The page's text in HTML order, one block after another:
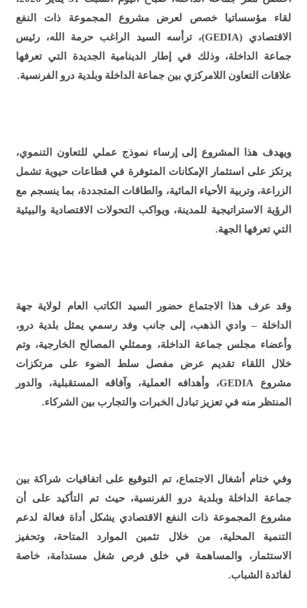
لقاء مؤسساتيا خصص لعرض مشروع المجموعة ذات النفع
الاقتصادي (GEDIA)، ترأسه السيد الراغب حرمة الله، رئيس
جماعة الداخلة، وذلك في إطار الدينامية الجديدة التي تعرفها
علاقات التعاون اللامركزي بين جماعة الداخلة وبلدية درو الفرنسية.
ويهدف هذا المشروع إلى إرساء نموذج عملي للتعاون التنموي،
يرتكز على استثمار الإمكانات المتوفرة في قطاعات حيوية تشمل
الزراعة، وتربية الأحياء المائية، والطاقات المتجددة، بما ينسجم مع
الرؤية الاستراتيجية للمدينة، ويواكب التحولات الاقتصادية والبيئية
التي تعرفها الجهة.
وقد عرف هذا الاجتماع حضور السيد الكاتب العام لولاية جهة
الداخلة – وادي الذهب، إلى جانب وفد رسمي يمثل بلدية درو،
وأعضاء مجلس جماعة الداخلة، وممثلي المصالح الخارجية، وتم
خلال اللقاء تقديم عرض مفصل سلط الضوء على مرتكزات
مشروع GEDIA، وأهدافه العملية، وآفاقه المستقبلية، والدور
المنتظر منه في تعزيز تبادل الخبرات والتجارب بين الشركاء.
وفي ختام أشغال الاجتماع، تم التوقيع على اتفاقيات شراكة بين
جماعة الداخلة وبلدية درو الفرنسية، حيث تم التأكيد على أن
مشروع المجموعة ذات النفع الاقتصادي يشكل أداة فعالة لدعم
التنمية المحلية، من خلال تثمين الموارد المتاحة، وتحفيز
الاستثمار، والمساهمة في خلق فرص شغل مستدامة، خاصة
لفائدة الشباب.